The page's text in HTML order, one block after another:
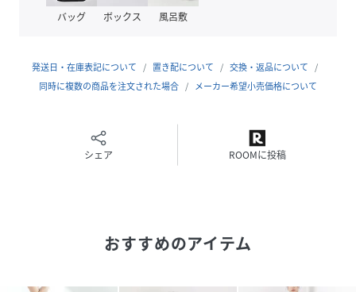
・洗濯機使用可
イージーケアで扱いやすく、ドライタッチでさらっとした肌
触りが夏に最適な機能性素材です。
・マシンウォッシャブル
・クイックドライ
・メランジ調の奥行きのある色合いが魅力のD.ブラウン
バッグ ボックス 風呂敷
発送日・在庫表記について 置き配について
交換・返品について
同時に複数の商品を注文された場合
メーカー希望小売価格について
シェア ROOMに投稿
おすすめのアイテム